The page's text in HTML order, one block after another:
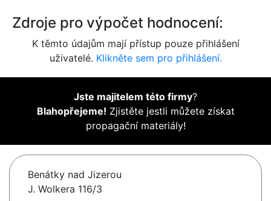
Zdroje pro výpočet hodnocení:
K těmto údajům mají přístup pouze přihlášení
uživatelé. Klikněte sem pro přihlášení.
Jste majitelem této firmy?
Blahopřejeme! Zjistěte jestli můžete získat
propagační materiály!
Benátky nad Jizerou
J. Wolkera 116/3